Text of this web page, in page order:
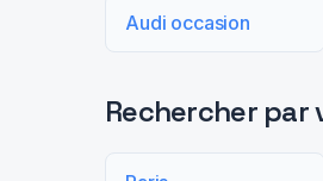
Audi occasion
Rechercher par